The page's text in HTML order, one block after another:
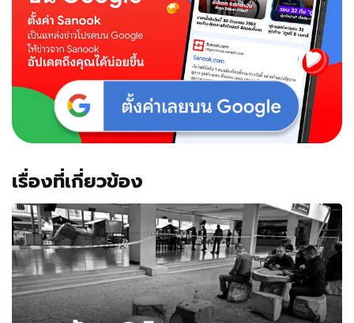
เรื่องที่เกี่ยวข้อง